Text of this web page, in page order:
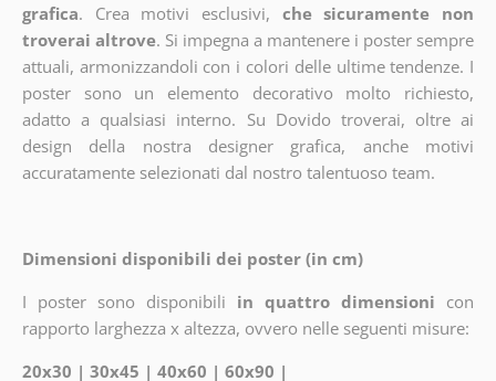
grafica. Crea motivi esclusivi, che sicuramente non
troverai altrove. Si impegna a mantenere i poster sempre
attuali, armonizzandoli con i colori delle ultime tendenze. I
poster sono un elemento decorativo molto richiesto,
adatto a qualsiasi interno. Su Dovido troverai, oltre ai
design della nostra designer grafica, anche motivi
accuratamente selezionati dal nostro talentuoso team.
Dimensioni disponibili dei poster (in cm)
I poster sono disponibili in quattro dimensioni con
rapporto larghezza x altezza, ovvero nelle seguenti misure:
20x30 | 30x45 | 40x60 | 60x90 |